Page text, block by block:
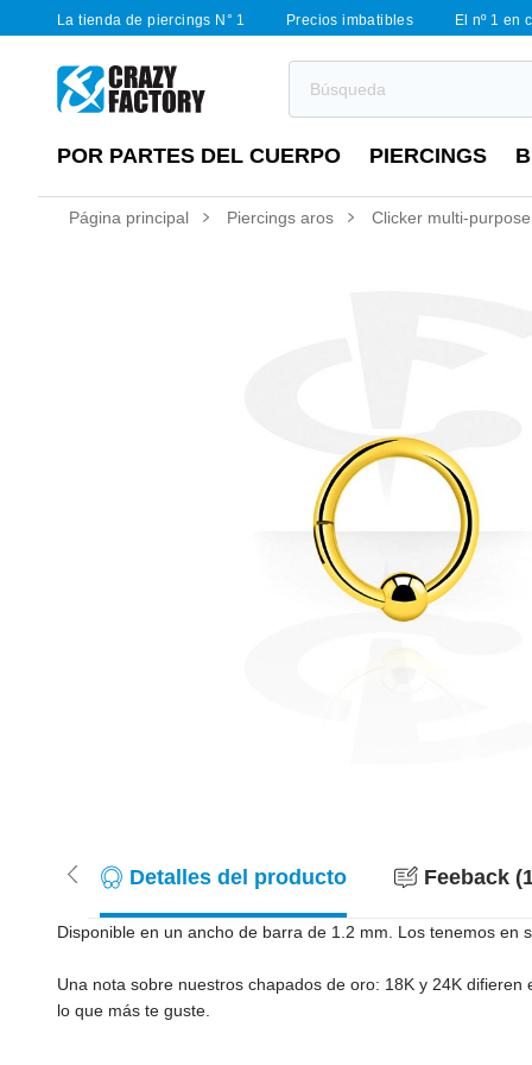
La tienda de piercings N° 1 Precios imbatibles El nº 1 en
POR PARTES DEL CUERPO PIERCINGS
Página principal Piercings aros Clicker multi-
Detalles del producto Feeback
Disponible en un ancho de barra de 1.2 mm. Los tenemos
Una nota sobre nuestros chapados de oro: 18K y 24K
lo que más te guste.